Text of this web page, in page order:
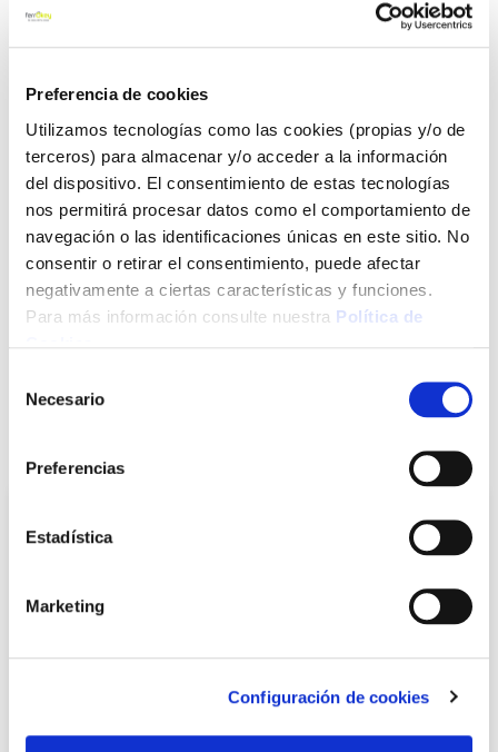
Preferencia de cookies
Utilizamos tecnologías como las cookies (propias y/o de
terceros) para almacenar y/o acceder a la información
del dispositivo. El consentimiento de estas tecnologías
nos permitirá procesar datos como el comportamiento de
navegación o las identificaciones únicas en este sitio. No
consentir o retirar el consentimiento, puede afectar
negativamente a ciertas características y funciones.
Para más información consulte nuestra Política de
Necesario
Preferencias
Estadística
Marketing
Configuración de cookies
41,30 €
Click&Collect - Recogida gratis
en nuestras tiendas
Envío a domicilio:
5 días hábiles
+ INFO
TOP VENTAS